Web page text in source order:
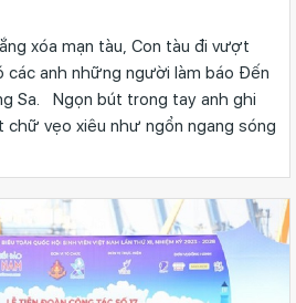
xóa mạn tàu, Con tàu đi vượt
các anh những người làm báo Đến
Sa. Ngọn bút trong tay anh ghi
chữ vẹo xiêu như ngổn ngang sóng